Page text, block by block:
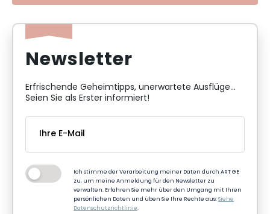
Newsletter
Erfrischende Geheimtipps, unerwartete Ausflüge...
Seien Sie als Erster informiert!
Ich stimme der Verarbeitung meiner Daten durch ART GE
zu, um meine Anmeldung für den Newsletter zu
verwalten. Erfahren Sie mehr über den Umgang mit Ihren
persönlichen Daten und üben Sie Ihre Rechte aus:Siehe
Datenschutzrichtlinie.